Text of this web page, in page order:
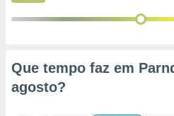
através
Que tempo faz em
agosto?